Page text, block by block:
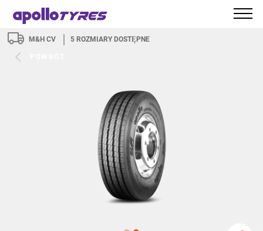
M&H CV 5 ROZMIARY DOSTĘPNE